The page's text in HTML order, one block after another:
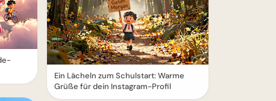
Ein Lächeln zum Schulstart: Warme
Grüße für dein Instagram-Profil